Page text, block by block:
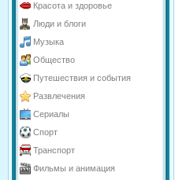
Красота и здоровье
Люди и блоги
Музыка
Общество
Путешествия и события
Развлечения
Сериалы
Спорт
Транспорт
Фильмы и анимация